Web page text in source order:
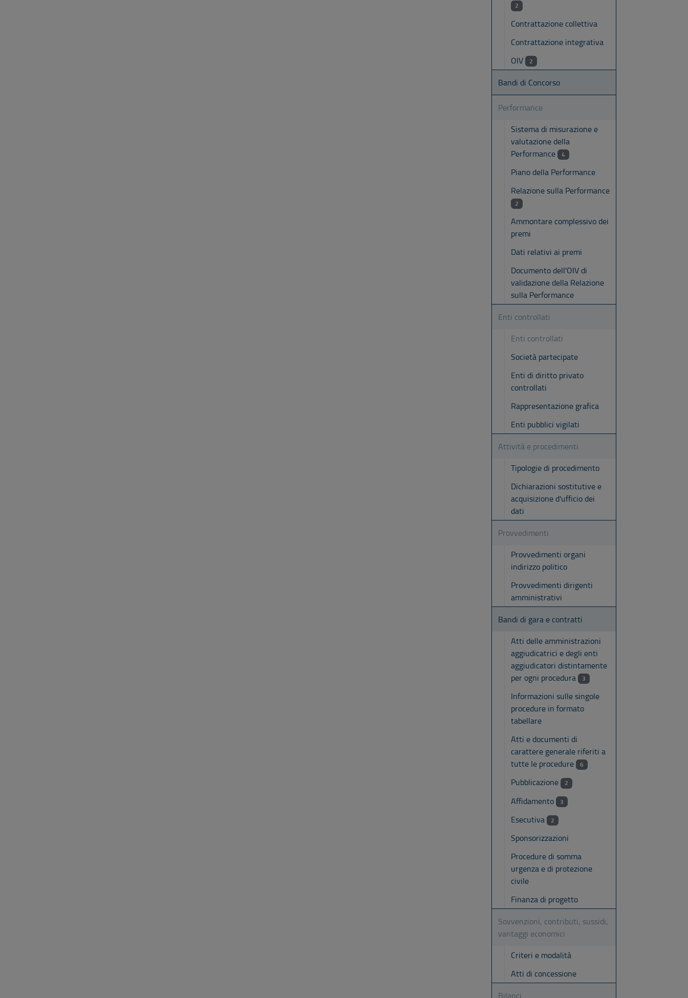
2
Contrattazione collettiva
Contrattazione integrativa
OIV
2
Bandi di Concorso
Performance
Sistema di misurazione e
valutazione della
Performance
4
Piano della Performance
Relazione sulla Performance
2
Ammontare complessivo dei
premi
Dati relativi ai premi
Documento dell'OIV di
validazione della Relazione
sulla Performance
Enti controllati
Enti controllati
Società partecipate
Enti di diritto privato
controllati
Rappresentazione grafica
Enti pubblici vigilati
Attività e procedimenti
Tipologie di procedimento
Dichiarazioni sostitutive e
acquisizione d'ufficio dei
dati
Provvedimenti
Provvedimenti organi
indirizzo politico
Provvedimenti dirigenti
amministrativi
Bandi di gara e contratti
Atti delle amministrazioni
aggiudicatrici e degli enti
aggiudicatori distintamente
per ogni procedura
3
Informazioni sulle singole
procedure in formato
tabellare
Atti e documenti di
carattere generale riferiti a
tutte le procedure
6
Pubblicazione 2
Affidamento 3
Esecutiva 2
Sponsorizzazioni
Procedure di somma
urgenza e di protezione
civile
Finanza di progetto
Sovvenzioni, contributi, sussidi,
vantaggi economici
Criteri e modalità
Atti di concessione
Bilanci